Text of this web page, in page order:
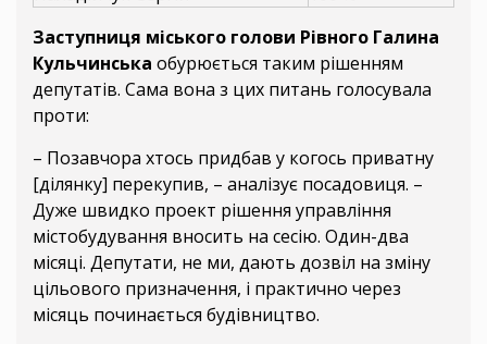
Заступниця міського голови Рівного Галина
Кульчинська обурюється таким рішенням
депутатів. Сама вона з цих питань голосувала
проти:
– Позавчора хтось придбав у когось приватну
[ділянку] перекупив, – аналізує посадовиця. –
Дуже швидко проект рішення управління
містобудування вносить на сесію. Один-два
місяці. Депутати, не ми, дають дозвіл на зміну
цільового призначення, і практично через
місяць починається будівництво.